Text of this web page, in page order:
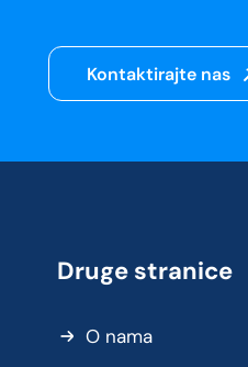
Kontaktirajte nas
Druge stranice
O nama